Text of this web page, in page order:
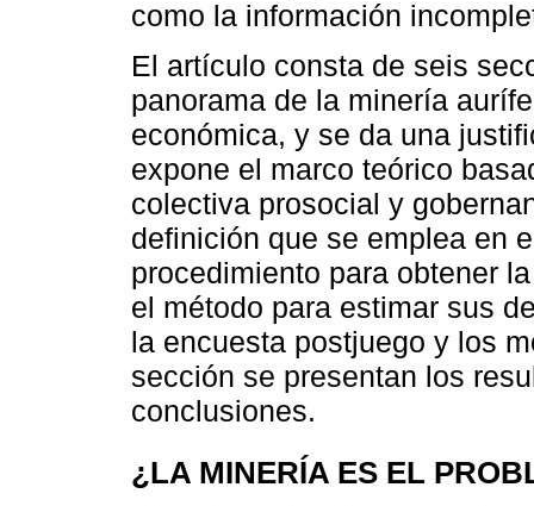
como la información
El artículo consta de seis
panorama de la minería
económica, y se da una
expone el marco teórico
colectiva prosocial y
definición que se emplea en
procedimiento para obtener
el método para estimar sus
la encuesta postjuego y los
sección se presentan los
conclusiones.
¿LA MINERÍA ES EL